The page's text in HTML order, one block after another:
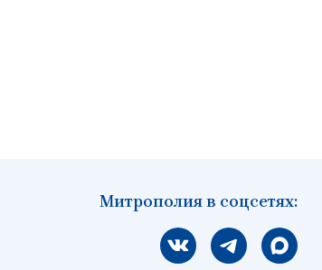
Митрополия в соцсетях:
Мы вконтакте
Мы в telegram
Мы в